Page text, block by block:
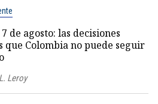
de agosto: las decisiones
que Colombia no puede seguir
Leroy